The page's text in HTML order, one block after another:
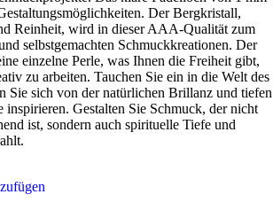
Der Bergkristall,
Reinheit, wird in dieser AAA-Qualität zum
selbstgemachten Schmuckkreationen. Der
einzelne Perle, was Ihnen die Freiheit gibt,
zu arbeiten. Tauchen Sie ein in die Welt des
Sie sich von der natürlichen Brillanz und tiefen
inspirieren. Gestalten Sie Schmuck, der nicht
ist, sondern auch spirituelle Tiefe und